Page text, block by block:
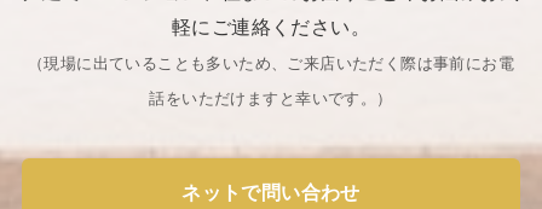
軽にご連絡ください。
（現場に出ていることも多いため、ご来店いただく際は事前にお電
話をいただけますと幸いです。​）
ネットで問い合わせ